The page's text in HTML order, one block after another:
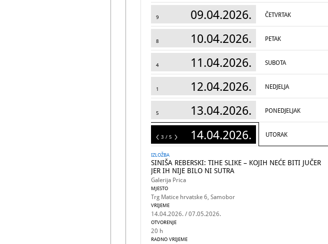
9 09.04.2026. ČETVRTAK
8 10.04.2026. PETAK
4 11.04.2026. SUBOTA
1 12.04.2026. NEDJELJA
5 13.04.2026. PONEDJELJAK
5 14.04.2026. UTORAK
3 / 5
IZLOŽBA
SINIŠA REBERSKI: TIHE SLIKE – KOJIH NEĆE BITI JUČER
JER IH NIJE BILO NI SUTRA
Galerija Prica
MJESTO
Trg Matice hrvatske 6, Samobor
VRIJEME
14.04.2026. / 07.05.2026.
OTVORENJE
20 h
RADNO VRIJEME